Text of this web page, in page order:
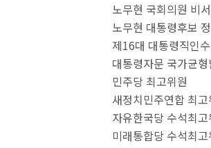
노무현 국회의원 비
노무현 대통령후보
제16대 대통령직인
대통령자문 국가균
민주당 최고위원
새정치민주연합 최고
자유한국당 수석최고
미래통합당 수석최고